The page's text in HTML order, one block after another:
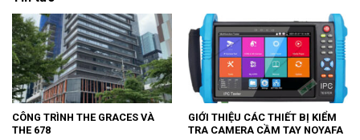
CÔNG TRÌNH THE GRACES VÀ
THE 678
GIỚI THIỆU CÁC THIẾT BỊ KIỂM
TRA CAMERA CẦM TAY NOYAFA